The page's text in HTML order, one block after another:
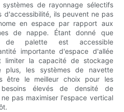
de rayonnage sélectifs
d'accessibilité, ils peuvent ne pas
en espace par rapport aux
de nappe. Étant donné que
de palette est accessible
importante d'espace d'allée
la capacité de stockage
plus, les systèmes de navette
être le meilleur choix pour les
élevés de densité de
pas maximiser l'espace vertical